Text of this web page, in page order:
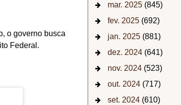
o governo busca
Federal.
mar. 2025(845)
fev. 2025(692)
jan. 2025(881)
dez. 2024(641)
nov. 2024(523)
out. 2024(717)
set. 2024(610)